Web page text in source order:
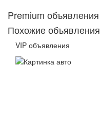
Premium объявления
Похожие объявления
VIP объявления